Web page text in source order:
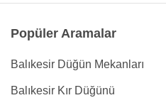
Popüler Aramalar
Balıkesir Düğün Mekanları
Balıkesir Kır Düğünü